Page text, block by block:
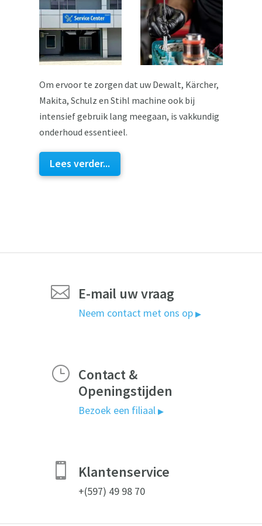
Om ervoor te zorgen dat uw Dewalt, Kärcher,
Makita, Schulz en Stihl machine ook bij
intensief gebruik lang meegaan, is vakkundig
onderhoud essentieel.
Lees verder...
 E-mail uw vraag
Neem contact met ons op▶
} Contact &
Openingstijden
Bezoek een filiaal▶
 Klantenservice
+(597) 49 98 70